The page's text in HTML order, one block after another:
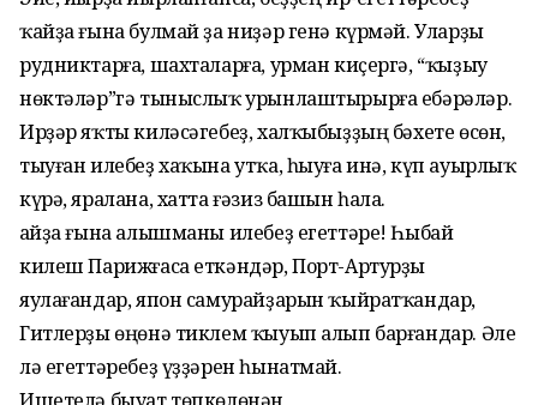
ҡайҙа ғына булмай ҙа ниҙәр генә күрмәй. Уларҙы
рудниктарға, шахталарға, урман киҫергә, “ҡыҙыу
нөктәләр”гә тыныслыҡ урынлаштырырға ебәрәләр.
Ирҙәр яҡты киләсәгебеҙ, халҡыбыҙҙың бәхете өсөн,
тыуған илебеҙ хаҡына утҡа, һыуға инә, күп ауырлыҡ
күрә, яралана, хатта ғәзиз башын һала.
Ҡайҙа ғына алышманы илебеҙ егеттәре! Һыбай
килеш Парижғаса еткәндәр, Порт-Артурҙы
яулағандар, япон самурайҙарын ҡыйратҡандар,
Гитлерҙы өңөнә тиклем ҡыуып алып барғандар. Әле
лә егеттәребеҙ үҙҙәрен һынатмай.